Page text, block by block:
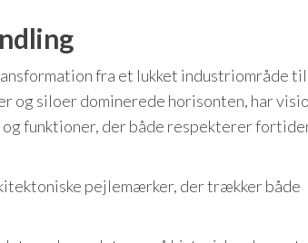
fra et lukket industriområde
og siloer dominerede horisonten, har
funktioner, der både respekterer
pejlemærker, der trækker både